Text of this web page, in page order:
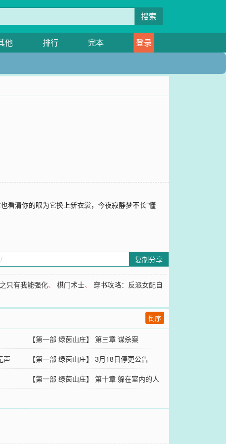
搜索
他 排行 完本
登录
看清你的眼为它换上新衣裳，今夜寂静梦不长”懂
复制分享
只有我能强化、棋门术士、 穿书攻略：反派女配自
倒序
【第一部 绿茵山庄】 第三章 谋杀案
声
【第一部 绿茵山庄】 3月18日停更公告
【第一部 绿茵山庄】 第十章 躲在室内的人